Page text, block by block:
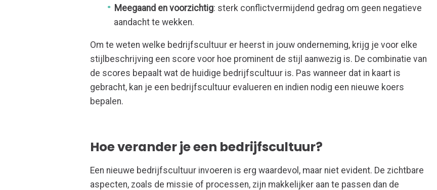
Meegaand en voorzichtig: sterk conflictvermijdend gedrag om geen negatieve
aandacht te wekken.
Om te weten welke bedrijfscultuur er heerst in jouw onderneming, krijg je voor elke
stijlbeschrijving een score voor hoe prominent de stijl aanwezig is. De combinatie van
de scores bepaalt wat de huidige bedrijfscultuur is. Pas wanneer dat in kaart is
gebracht, kan je een bedrijfscultuur evalueren en indien nodig een nieuwe koers
bepalen.
Hoe verander je een bedrijfscultuur?
Een nieuwe bedrijfscultuur invoeren is erg waardevol, maar niet evident. De zichtbare
aspecten, zoals de missie of processen, zijn makkelijker aan te passen dan de